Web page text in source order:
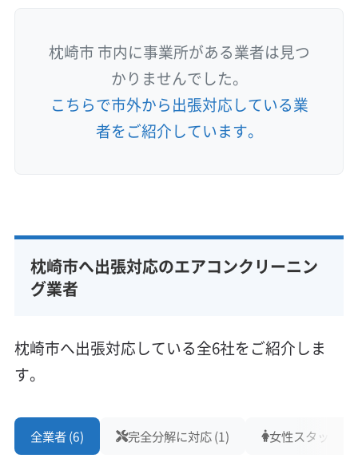
枕崎市 市内に事業所がある業者は見つ
かりませんでした。
こちらで市外から出張対応している業
者をご紹介しています。
枕崎市へ出張対応のエアコンクリーニン
グ業者
枕崎市へ出張対応している全6社をご紹介しま
す。
全業者 (6) 完全分解に対応 (1) 女性スタッフ在